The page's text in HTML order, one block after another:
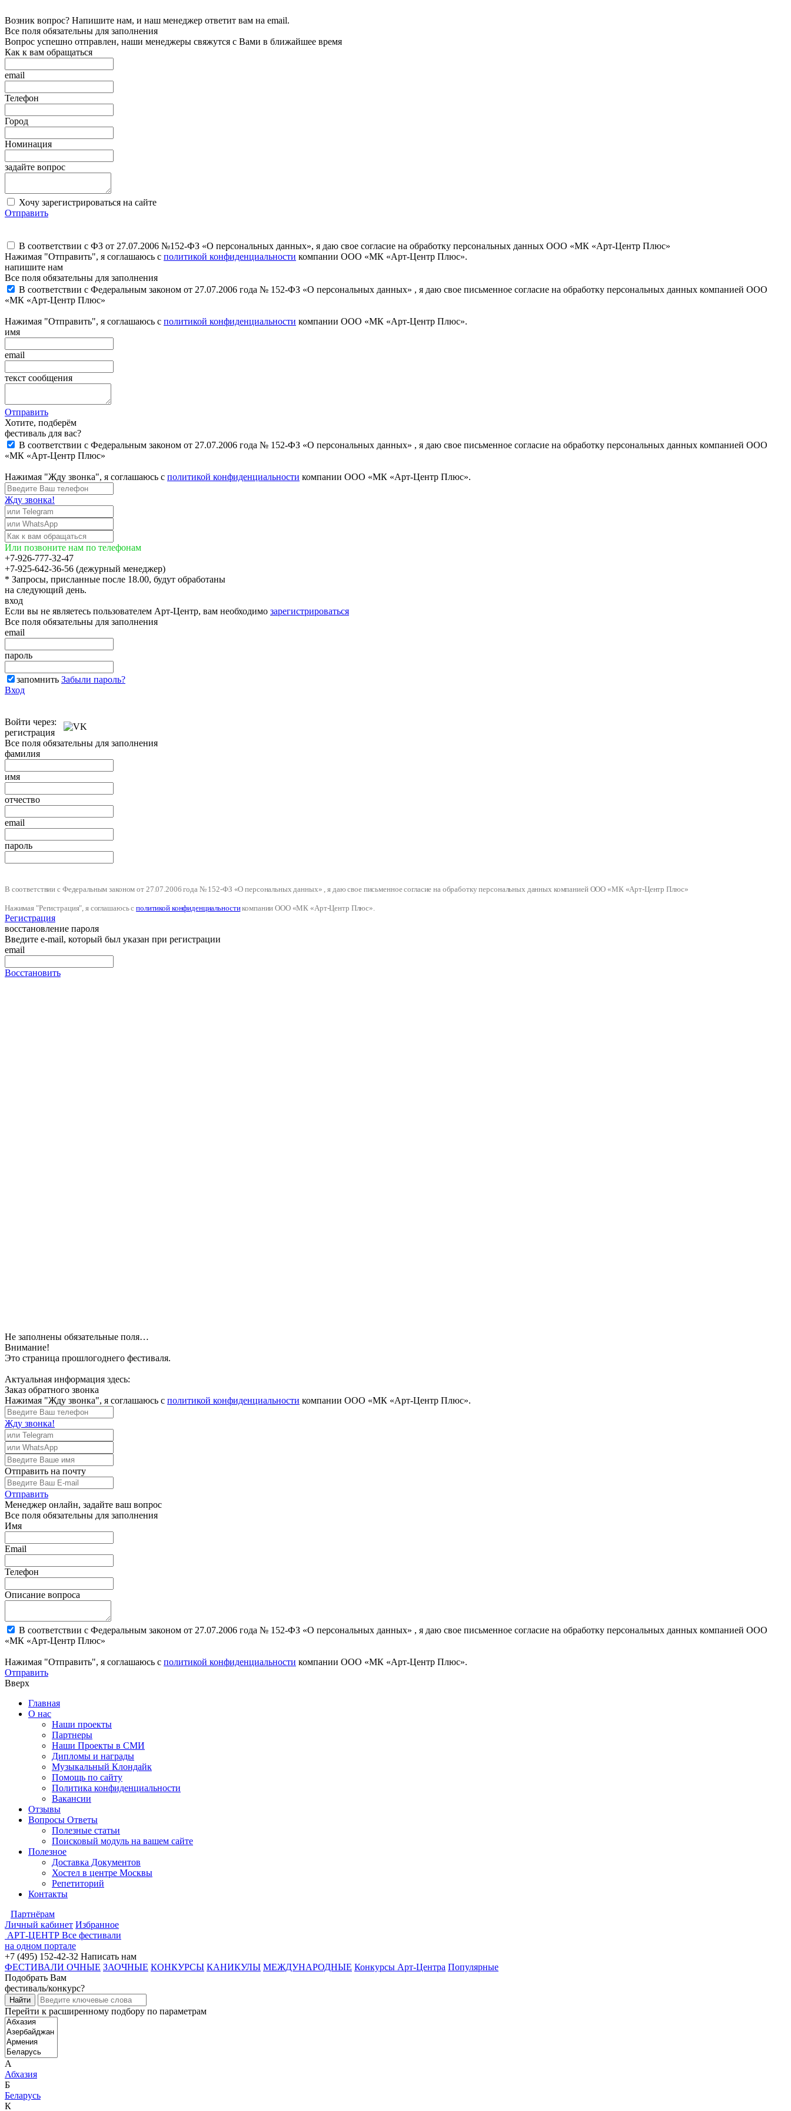
Возник вопрос? Напишите нам, и наш менеджер ответит вам на email.
Все поля обязательны для заполнения
Вопрос успешно отправлен, наши менеджеры свяжутся с Вами в ближайшее время
Как к вам обращаться
email
Телефон
Город
Номинация
задайте вопрос
Хочу зарегистрироваться на сайте
Отправить
В соответствии с ФЗ от 27.07.2006 №152-ФЗ «О персональных данных», я даю свое согласие на обработку персональных данных ООО «МК «Арт-Центр Плюс»
Нажимая "Отправить", я соглашаюсь с политикой конфиденциальности компании ООО «МК «Арт-Центр Плюс».
напишите нам
Все поля обязательны для заполнения
В соответствии с Федеральным законом от 27.07.2006 года № 152-ФЗ «О персональных данных» , я даю свое письменное согласие на обработку персональных данных компанией ООО
«МК «Арт-Центр Плюс»
Нажимая "Отправить", я соглашаюсь с политикой конфиденциальности компании ООО «МК «Арт-Центр Плюс».
имя
email
текст сообщения
Отправить
Хотите, подберём
фестиваль для вас?
В соответствии с Федеральным законом от 27.07.2006 года № 152-ФЗ «О персональных данных» , я даю свое письменное согласие на обработку персональных данных компанией ООО
«МК «Арт-Центр Плюс»
Нажимая "Жду звонка", я соглашаюсь с политикой конфиденциальности компании ООО «МК «Арт-Центр Плюс».
Жду звонка!
Или позвоните нам по телефонам
+7-926-777-32-47
+7-925-642-36-56 (дежурный менеджер)
* Запросы, присланные после 18.00, будут обработаны
на следующий день.
вход
Если вы не являетесь пользователем Арт-Центр, вам необходимо зарегистрироваться
Все поля обязательны для заполнения
email
пароль
запомнить Забыли пароль?
Вход
Войти через:
регистрация
Все поля обязательны для заполнения
фамилия
имя
отчество
email
пароль
В соответствии с Федеральным законом от 27.07.2006 года № 152-ФЗ «О персональных данных» , я даю свое письменное согласие на обработку персональных данных компанией ООО «МК «Арт-Центр Плюс»
Нажимая "Регистрация", я соглашаюсь сполитикой конфиденциальностикомпании ООО «МК «Арт-Центр Плюс».
Регистрация
восстановление пароля
Введите e-mail, который был указан при регистрации
email
Восстановить
Не заполнены обязательные поля…
Внимание!
Это страница прошлогоднего фестиваля.
Актуальная информация здесь:
Заказ обратного звонка
Нажимая "Жду звонка", я соглашаюсь с политикой конфиденциальности компании ООО «МК «Арт-Центр Плюс».
Жду звонка!
Отправить на почту
Отправить
Менеджер онлайн, задайте ваш вопрос
Все поля обязательны для заполнения
Имя
Email
Телефон
Описание вопроса
В соответствии с Федеральным законом от 27.07.2006 года № 152-ФЗ «О персональных данных» , я даю свое письменное согласие на обработку персональных данных компанией ООО
«МК «Арт-Центр Плюс»
Нажимая "Отправить", я соглашаюсь с политикой конфиденциальности компании ООО «МК «Арт-Центр Плюс».
Отправить
Вверх
Главная
О нас
Наши проекты
Партнеры
Наши Проекты в СМИ
Дипломы и награды
Музыкальный Клондайк
Помощь по сайту
Политика конфиденциальности
Вакансии
Отзывы
Вопросы Ответы
Полезные статьи
Поисковый модуль на вашем сайте
Полезное
Доставка Документов
Хостел в центре Москвы
Репетиторий
Контакты
Партнёрам
Личный кабинет Избранное
АРТ-ЦЕНТР Все фестивали
на одном портале
+7 (495) 152-42-32 Написать нам
ФЕСТИВАЛИ ОЧНЫЕ ЗАОЧНЫЕ КОНКУРСЫ КАНИКУЛЫ МЕЖДУНАРОДНЫЕ Конкурсы Арт-Центра Популярные
Подобрать Вам
фестиваль/конкурс?
Перейти к расширенному подбору по параметрам
А
Абхазия
Б
Беларусь
К